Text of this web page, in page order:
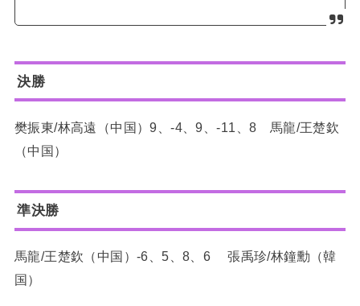
決勝
樊振東/林高遠（中国）9、-4、9、-11、8 馬龍/王楚欽
（中国）
準決勝
馬龍/王楚欽（中国）-6、5、8、6 張禹珍/林鐘勳（韓
国）